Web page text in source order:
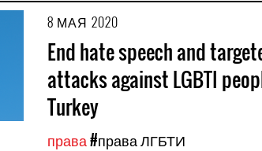
8 МАЯ 2020
End hate speech and
attacks against LGBTI
Turkey
права#права ЛГБТИ